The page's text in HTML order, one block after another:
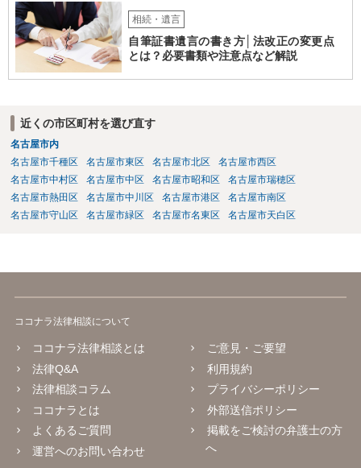
相続・遺言
自筆証書遺言の書き方│法改正の変更点
とは？必要書類や注意点など解説
近くの市区町村を選び直す
名古屋市内
名古屋市千種区
名古屋市東区 名古屋市北区
名古屋市西区
名古屋市中村区
名古屋市中区 名古屋市昭和区
名古屋市瑞穂区
名古屋市熱田区
名古屋市中川区 名古屋市港区
名古屋市南区
名古屋市守山区
名古屋市緑区 名古屋市名東区 名古屋市天白区
ココナラ法律相談について
ココナラ法律相談とは
法律Q&A
法律相談コラム
ココナラとは
よくあるご質問
運営へのお問い合わせ
ご意見・ご要望
利用規約
プライバシーポリシー
外部送信ポリシー
掲載をご検討の弁護士の方
へ